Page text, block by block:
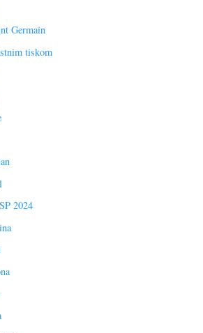
Germain
tiskom
2024